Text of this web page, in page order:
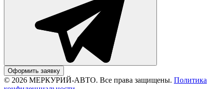
Оформить заявку
© 2026 МЕРКУРИЙ-АВТО. Все права защищены. Политика